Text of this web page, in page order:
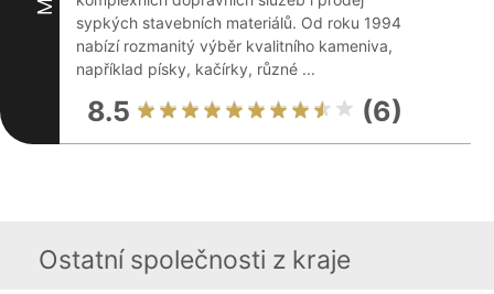
sypkých stavebních materiálů. Od roku 1994
nabízí rozmanitý výběr kvalitního kameniva,
například písky, kačírky, různé ...
8.5 (6)
Ostatní společnosti z kraje